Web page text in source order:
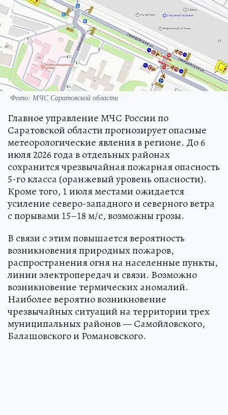
Фото: МЧС Саратовской области
Главное управление МЧС России по
Саратовской области прогнозирует опасные
метеорологические явления в регионе. До 6
июля 2026 года в отдельных районах
сохранится чрезвычайная пожарная опасность
5-го класса (оранжевый уровень опасности).
Кроме того, 1 июля местами ожидается
усиление северо-западного и северного ветра
с порывами 15–18 м/с, возможны грозы.
В связи с этим повышается вероятность
возникновения природных пожаров,
распространения огня на населенные пункты,
линии электропередач и связи. Возможно
возникновение термических аномалий.
Наиболее вероятно возникновение
чрезвычайных ситуаций на территории трех
муниципальных районов — Самойловского,
Балашовского и Романовского.